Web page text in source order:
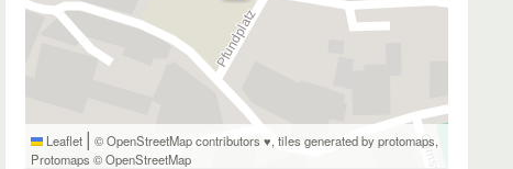
Leaflet | © OpenStreetMap contributors ♥,tiles generated by protomaps,
Protomaps ©OpenStreetMap